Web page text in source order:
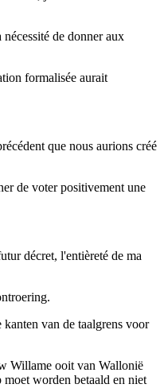
de donner aux
formalisée aurait
que nous aurions créé
de voter positivement une
décret, l'entièreté de ma
van de taalgrens voor
Willame ooit van Wallonië
worden betaald en niet